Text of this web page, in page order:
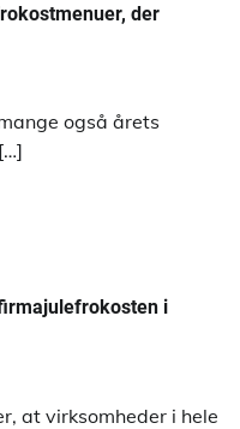
der
også årets
i
at virksomheder i hele